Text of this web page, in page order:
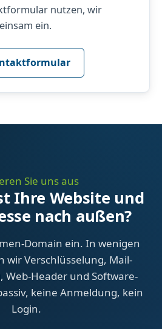
nutzen, wir
ein.
Sie uns aus
Ihre Website und
nach außen?
Domain ein. In wenigen
wir Verschlüsselung, Mail-
Header und Software-
keine Anmeldung, kein
Login.